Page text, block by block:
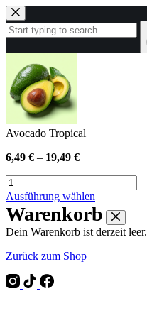
Zum
Inhalt
springen
Ergebnisse
Avocado Tropical
6,49 € – 19,49 €
Avocado
Tropical
Menge
Ausführung wählen
Produkt
weist
mehrere
Warenkorb
Dein Warenkorb ist derzeit leer.
Zurück zum Shop